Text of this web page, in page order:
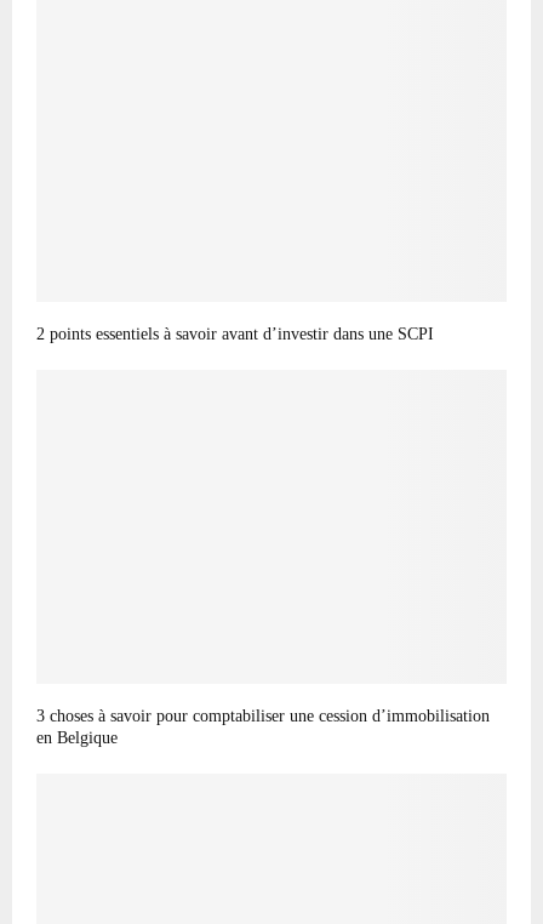
2 points essentiels à savoir avant d’investir dans une SCPI
3 choses à savoir pour comptabiliser une cession d’immobilisation
en Belgique